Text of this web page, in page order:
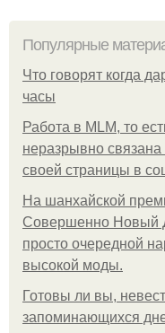
Популярные
Что говорят когда
часы
Работа в MLM, то
неразрывно связана
своей страницы в
На шанхайской
Совершенно Новый
просто очередной
высокой моды.
Готовы ли вы,
запоминающихся